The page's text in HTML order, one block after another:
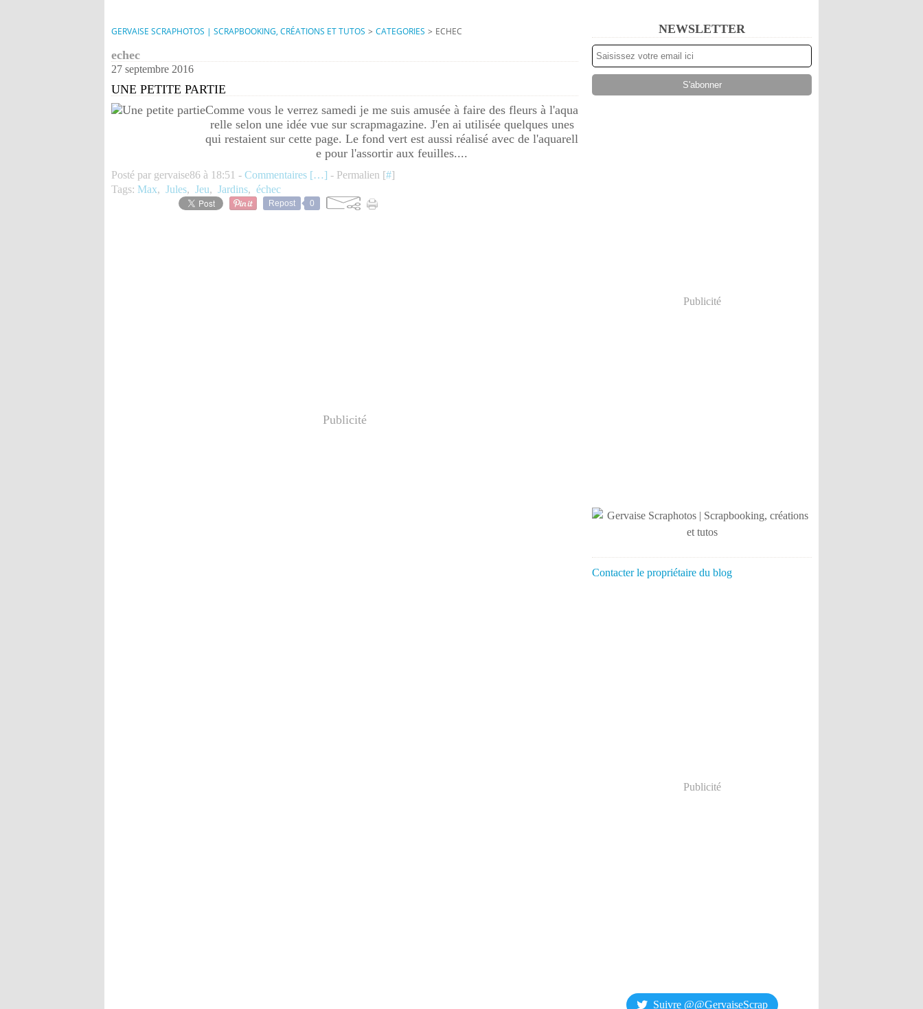
GERVAISE SCRAPHOTOS | SCRAPBOOKING, CRÉATIONS ET TUTOS > CATEGORIES > ECHEC
echec
27 septembre 2016
UNE PETITE PARTIE
Comme vous le verrez samedi je me suis amusée à faire des fleurs à l'aqua
relle selon une idée vue sur scrapmagazine. J'en ai utilisée quelques unes
qui restaient sur cette page. Le fond vert est aussi réalisé avec de l'aquarell
e pour l'assortir aux feuilles....
Posté par gervaise86 à 18:51 - Commentaires […] - Permalien [#]
Tags: Max, Jules, Jeu, Jardins, échec
Repost 0
Publicité
NEWSLETTER
Publicité
Contacter le propriétaire du blog
Publicité
Suivre @@GervaiseScrap